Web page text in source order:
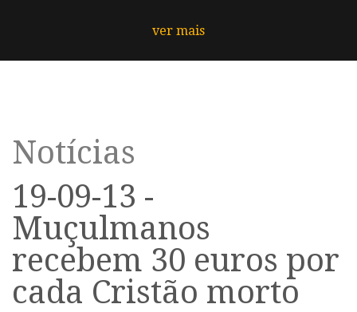
ver mais
Notícias
19-09-13 -
Muçulmanos
recebem 30 euros por
cada Cristão morto